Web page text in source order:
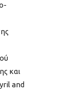
και
and